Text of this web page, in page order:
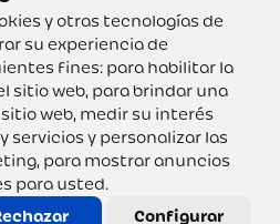
y otras tecnologías de
su experiencia de
fines: para habilitar la
sitio web, para brindar una
web, medir su interés
servicios y personalizar las
, para mostrar anuncios
para usted.
Configurar
Olímpica S.A. - Nit 890.107.487 -
Calle 53 No. 46-192 local 3-01
- Correo:
2023 OLÍMPICA S.A. Derechos